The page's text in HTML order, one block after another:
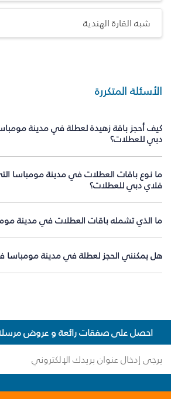
شبه القارة الهندية
الأسئلة المتكررة
كيف أحجز باقة زهيدة لعطلة في مدينة
دبي للعطلات؟
ما نوع باقات العطلات في مدينة مومباسا
فلاي دبي للعطلات؟
ما الذي تشمله باقات العطلات في مدينة
هل يمكنني الحجز لعطلة في مدينة مومباسا
احصل على صفقات رائعة و عروض